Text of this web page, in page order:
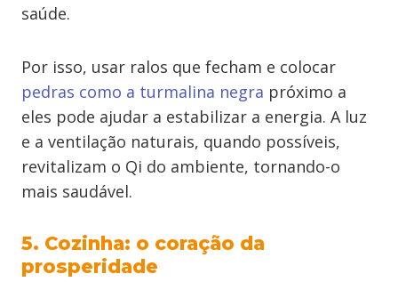
saúde.
Por isso, usar ralos que fecham e colocar
pedras como a turmalina negra próximo a
eles pode ajudar a estabilizar a energia. A luz
e a ventilação naturais, quando possíveis,
revitalizam o Qi do ambiente, tornando-o
mais saudável.
5. Cozinha: o coração da
prosperidade